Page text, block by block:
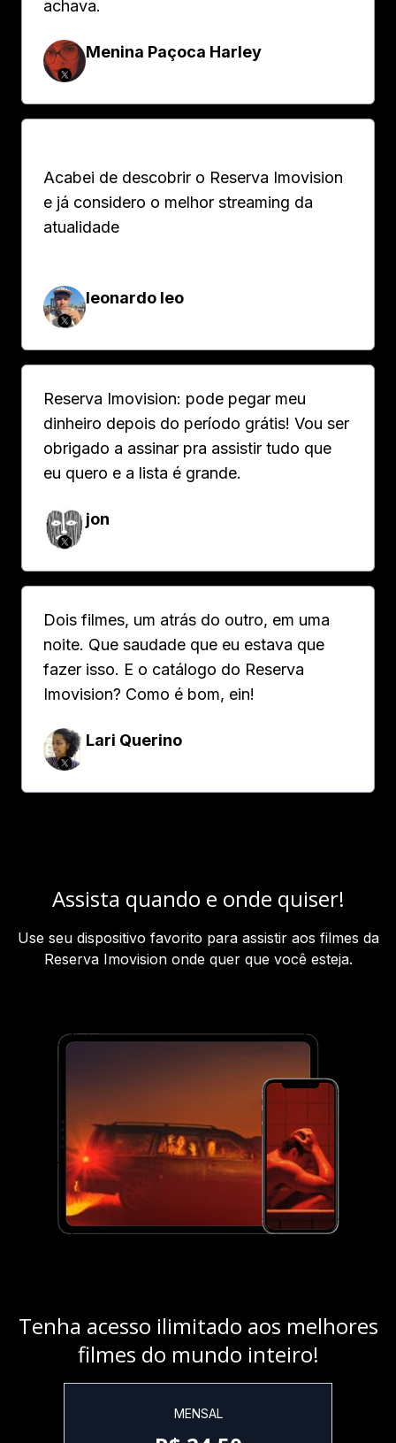
achava.
Menina Paçoca Harley
Acabei de descobrir o Reserva Imovision
e já considero o melhor streaming da
atualidade
leonardo leo
Reserva Imovision: pode pegar meu
dinheiro depois do período grátis! Vou ser
obrigado a assinar pra assistir tudo que
eu quero e a lista é grande.
jon
Dois filmes, um atrás do outro, em uma
noite. Que saudade que eu estava que
fazer isso. E o catálogo do Reserva
Imovision? Como é bom, ein!
Lari Querino
Assista quando e onde quiser!
Use seu dispositivo favorito para assistir aos filmes da
Reserva Imovision onde quer que você esteja.
Tenha acesso ilimitado aos melhores
filmes do mundo inteiro!
MENSAL